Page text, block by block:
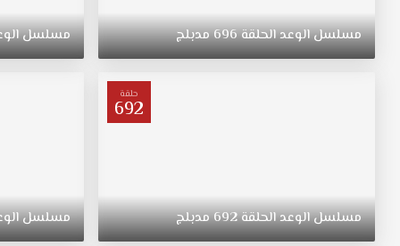
التي
ولدت
في
مدبلج
الحلقة
مسلسلالوعدالحلقة696مدبلج مسلسل
حلقة
692
مسلسلالوعدالحلقة692مدبلج مسلسل